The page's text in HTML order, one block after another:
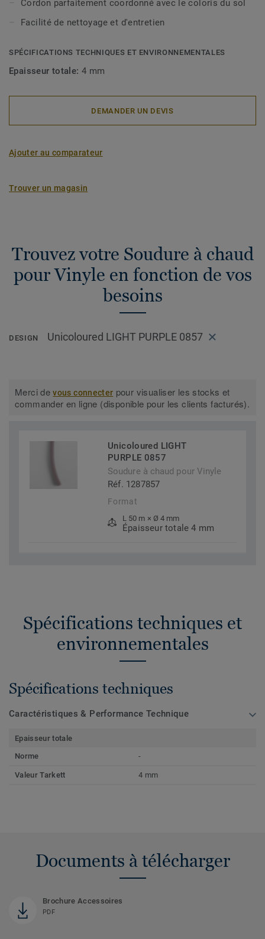
Cordon parfaitement coordonné avec le coloris du sol
Facilité de nettoyage et d'entretien
SPÉCIFICATIONS TECHNIQUES ET ENVIRONNEMENTALES
Epaisseur totale: 4 mm
DEMANDER UN DEVIS
Ajouter au comparateur
Trouver un magasin
Trouvez votre Soudure à chaud
pour Vinyle en fonction de vos
besoins
DESIGN Unicoloured LIGHT PURPLE 0857
Merci devous connecter pour visualiser les stocks et
commander en ligne (disponible pour les clients facturés).
Unicoloured LIGHT
PURPLE 0857
Soudure à chaud pour Vinyle
Réf. 1287857
Format
L 50 m × Ø 4 mm
Épaisseur totale 4 mm
Spécifications techniques et
environnementales
Spécifications techniques
Caractéristiques & Performance Technique
Epaisseur totale
Norme
-
Valeur Tarkett 4 mm
Documents à télécharger
Brochure Accessoires
PDF